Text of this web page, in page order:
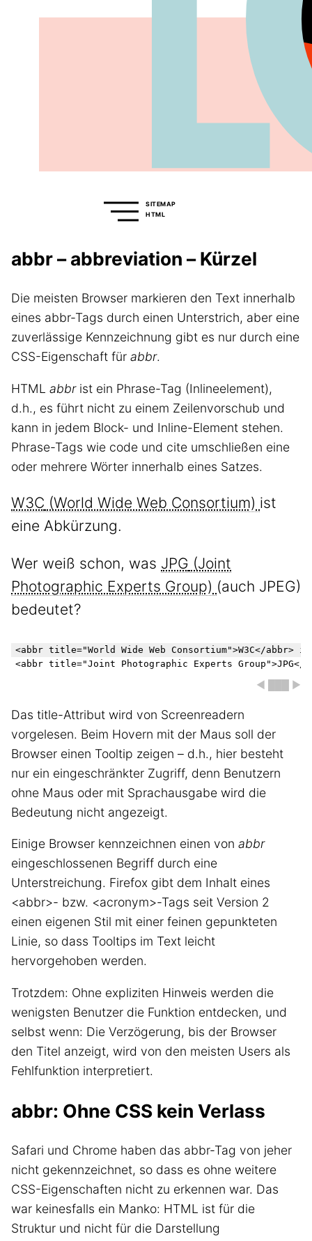
SITEMAP
HTML
abbr – abbreviation – Kürzel
Die meisten Browser markieren den Text innerhalb
eines abbr-Tags durch einen Unterstrich, aber eine
zuverlässige Kennzeichnung gibt es nur durch eine
CSS-Eigenschaft für abbr.
HTML abbrist ein Phrase-Tag (Inlineelement),
d.h., es führt nicht zu einem Zeilenvorschub und
kann in jedem Block- und Inline-Element stehen.
Phrase-Tags wie code und cite umschließen eine
oder mehrere Wörter innerhalb eines Satzes.
W3C
ist
eine Abkürzung.
Wer weiß schon, was JPG
(auch JPEG)
bedeutet?
<abbr title="World Wide Web Consortium">W3C</abbr>
◀ ███ ▶
Das title-Attribut wird von Screenreadern
vorgelesen. Beim Hovern mit der Maus soll der
Browser einen Tooltip zeigen – d.h., hier besteht
nur ein eingeschränkter Zugriff, denn Benutzern
ohne Maus oder mit Sprachausgabe wird die
Bedeutung nicht angezeigt.
Einige Browser kennzeichnen einen von abbr
eingeschlossenen Begriff durch eine
Unterstreichung. Firefox gibt dem Inhalt eines
<abbr>- bzw. <acronym>-Tags seit Version 2
einen eigenen Stil mit einer feinen gepunkteten
Linie, so dass Tooltips im Text leicht
hervorgehoben werden.
Trotzdem: Ohne expliziten Hinweis werden die
wenigsten Benutzer die Funktion entdecken, und
selbst wenn: Die Verzögerung, bis der Browser
den Titel anzeigt, wird von den meisten Users als
Fehlfunktion interpretiert.
abbr: Ohne CSS kein Verlass
Safari und Chrome haben das abbr-Tag von jeher
nicht gekennzeichnet, so dass es ohne weitere
CSS-Eigenschaften nicht zu erkennen war. Das
war keinesfalls ein Manko: HTML ist für die
Struktur und nicht für die Darstellung